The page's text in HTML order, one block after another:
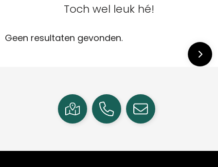
Toch wel leuk hé!
Geen resultaten gevonden.